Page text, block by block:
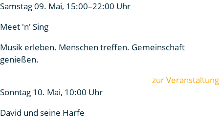
Samstag 09. Mai, 15:00–22:00 Uhr
Meet 'n' Sing
Musik erleben. Menschen treffen. Gemeinschaft
genießen.
zur Veranstaltung
Sonntag 10. Mai, 10:00 Uhr
David und seine Harfe